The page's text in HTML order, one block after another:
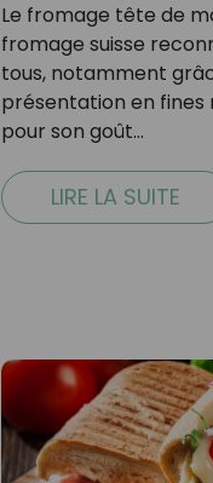
Le fromage tête de
fromage suisse
tous, notamment
présentation en
pour son goût…
LIRE LA SUITE